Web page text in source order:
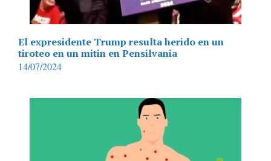
El expresidente Trump resulta herido en un
tiroteo en un mitin en Pensilvania
14/07/2024